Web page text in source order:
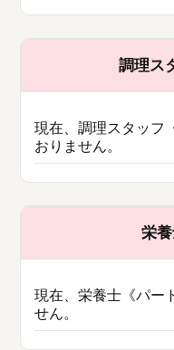
調理ス
現在、調理スタッフ
おりません。
栄養
現在、栄養士《パー
せん。